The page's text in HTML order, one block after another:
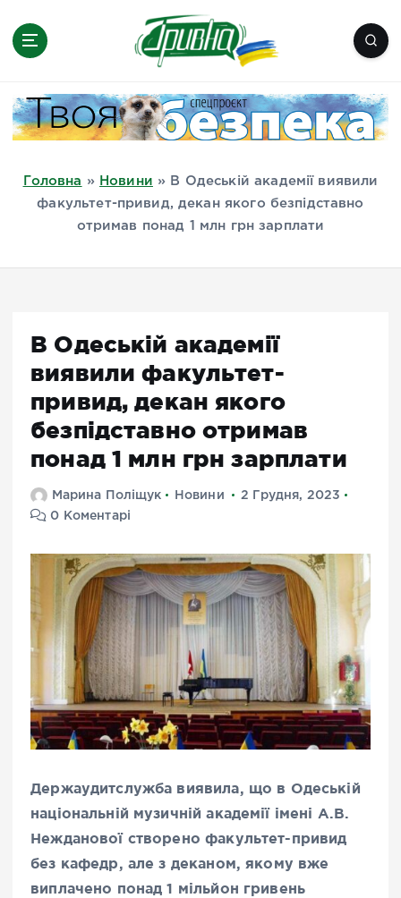
Миколаїв, Одеса, Мелітополь
Головна » Новини »
В Одеській академії виявили
факультет-привид, декан якого безпідставно
отримав понад 1 млн грн зарплати
В Одеській академії
виявили факультет-
привид, декан якого
безпідставно отримав
понад 1 млн грн зарплати
Марина Поліщук Новини
2 Грудня, 2023
0 Коментарі
Держаудитслужба виявила, що в Одеській
національній музичній академії імені А.В.
Нежданової створено факультет-привид
без кафедр, але з деканом, якому вже
виплачено понад 1 мільйон гривень